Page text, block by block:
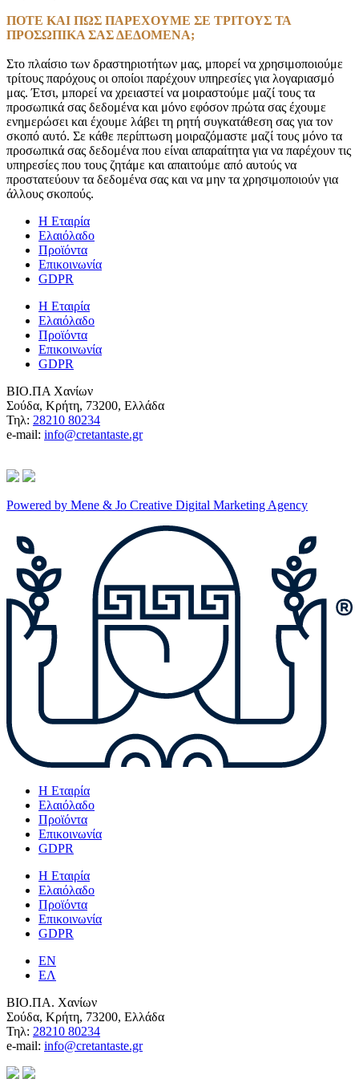
ΠΟΤΕ ΚΑΙ ΠΩΣ ΠΑΡΕΧΟΥΜΕ ΣΕ ΤΡΙΤΟΥΣ ΤΑ
ΠΡΟΣΩΠΙΚΑ ΣΑΣ ΔΕΔΟΜΕΝΑ;
Στο πλαίσιο των δραστηριοτήτων μας, μπορεί να χρησιμοποιούμε
τρίτους παρόχους οι οποίοι παρέχουν υπηρεσίες για λογαριασμό
μας. Έτσι, μπορεί να χρειαστεί να μοιραστούμε μαζί τους τα
προσωπικά σας δεδομένα και μόνο εφόσον πρώτα σας έχουμε
ενημερώσει και έχουμε λάβει τη ρητή συγκατάθεση σας για τον
σκοπό αυτό. Σε κάθε περίπτωση μοιραζόμαστε μαζί τους μόνο τα
προσωπικά σας δεδομένα που είναι απαραίτητα για να παρέχουν τις
υπηρεσίες που τους ζητάμε και απαιτούμε από αυτούς να
προστατεύουν τα δεδομένα σας και να μην τα χρησιμοποιούν για
άλλους σκοπούς.
Η Εταιρία
Ελαιόλαδο
Προϊόντα
Επικοινωνία
GDPR
Η Εταιρία
Ελαιόλαδο
Προϊόντα
Επικοινωνία
GDPR
ΒΙΟ.ΠΑ Χανίων
Σούδα, Κρήτη, 73200, Ελλάδα
Τηλ: 28210 80234
e-mail: info@cretantaste.gr
Powered by Mene & Jo Creative Digital Marketing Agency
Η Εταιρία
Ελαιόλαδο
Προϊόντα
Επικοινωνία
GDPR
Η Εταιρία
Ελαιόλαδο
Προϊόντα
Επικοινωνία
GDPR
EN
ΕΛ
ΒΙΟ.ΠΑ. Χανίων
Σούδα, Κρήτη, 73200, Ελλάδα
Τηλ: 28210 80234
e-mail: info@cretantaste.gr